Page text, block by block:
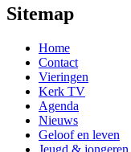
Sitemap
Home
Contact
Vieringen
Kerk TV
Agenda
Nieuws
Geloof en leven
Jeugd & jongeren